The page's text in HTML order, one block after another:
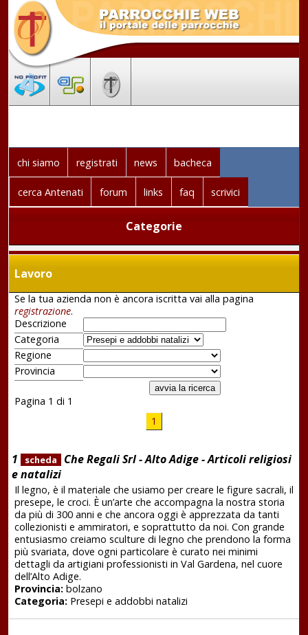
chi siamo registrati news bacheca
cerca Antenati forum links faq scrivici
Categorie
Lavoro
Se la tua azienda non è ancora iscritta vai alla pagina
registrazione.
Descrizione
Categoria
Regione
Provincia
Pagina 1 di 1
1
1 scheda
Che Regali Srl - Alto Adige - Articoli religiosi
e natalizi
Il legno, è il materiale che usiamo per creare le figure sacrali, il
presepe, le croci. È un’arte che accompagna la nostra storia
da più di 300 anni e che ancora oggi è apprezzata da tanti
collezionisti e ammiratori, e soprattutto da noi. Con grande
entusiasmo creiamo sculture di legno che prendono la forma
più svariata, dove ogni particolare è curato nei minimi
dettagli da artigiani professionisti in Val Gardena, nel cuore
dell’Alto Adige.
Provincia:bolzano
Categoria:Presepi e addobbi natalizi